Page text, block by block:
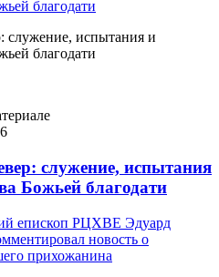
служение, испытания и
благодати
служение, испытания
Божьей благодати